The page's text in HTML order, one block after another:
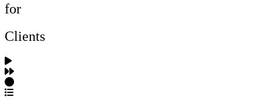
for
Clients